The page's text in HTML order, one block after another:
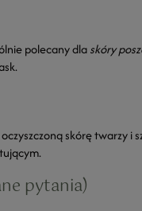
polecany dlaskóry
skórę twarzy
pytania)